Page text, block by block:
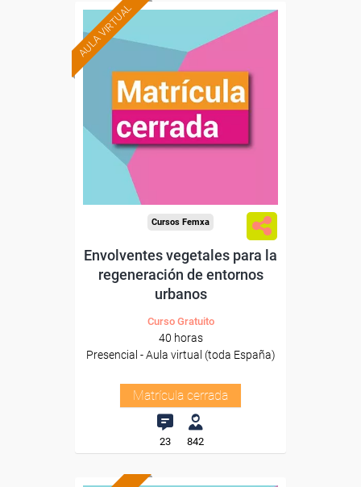
AULA VIRTUAL
Cursos Femxa
Envolventes vegetales para la
regeneración de entornos
urbanos
Curso Gratuito
40 horas
Presencial - Aula virtual (toda España)
Matrícula cerrada
23 842